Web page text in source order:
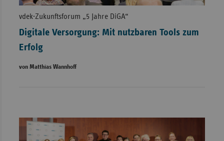
vdek-Zukunftsforum „5 Jahre DiGA“
Digitale Versorgung: Mit nutzbaren Tools zum
Erfolg
von Matthias Wannhoff